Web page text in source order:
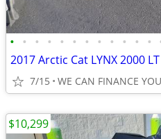
• • • • • • • • • • • •
2017 Arctic Cat LYNX 2000 LT
7/15 WE CAN FINANCE YOU
$10,299